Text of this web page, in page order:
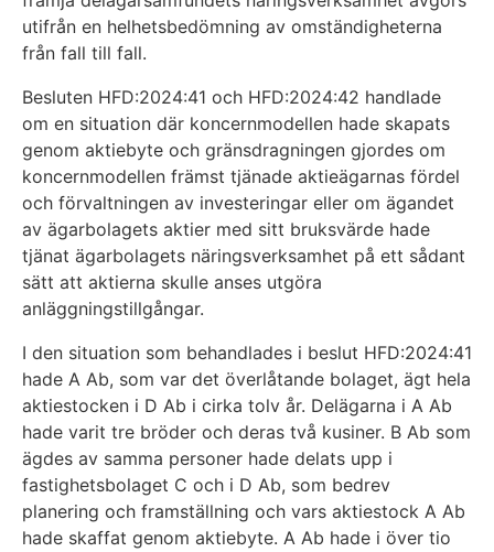
utifrån en helhetsbedömning av omständigheterna
från fall till fall.
Besluten HFD:2024:41 och HFD:2024:42 handlade
om en situation där koncernmodellen hade skapats
genom aktiebyte och gränsdragningen gjordes om
koncernmodellen främst tjänade aktieägarnas fördel
och förvaltningen av investeringar eller om ägandet
av ägarbolagets aktier med sitt bruksvärde hade
tjänat ägarbolagets näringsverksamhet på ett sådant
sätt att aktierna skulle anses utgöra
anläggningstillgångar.
I den situation som behandlades i beslut HFD:2024:41
hade A Ab, som var det överlåtande bolaget, ägt hela
aktiestocken i D Ab i cirka tolv år. Delägarna i A Ab
hade varit tre bröder och deras två kusiner. B Ab som
ägdes av samma personer hade delats upp i
fastighetsbolaget C och i D Ab, som bedrev
planering och framställning och vars aktiestock A Ab
hade skaffat genom aktiebyte. A Ab hade i över tio